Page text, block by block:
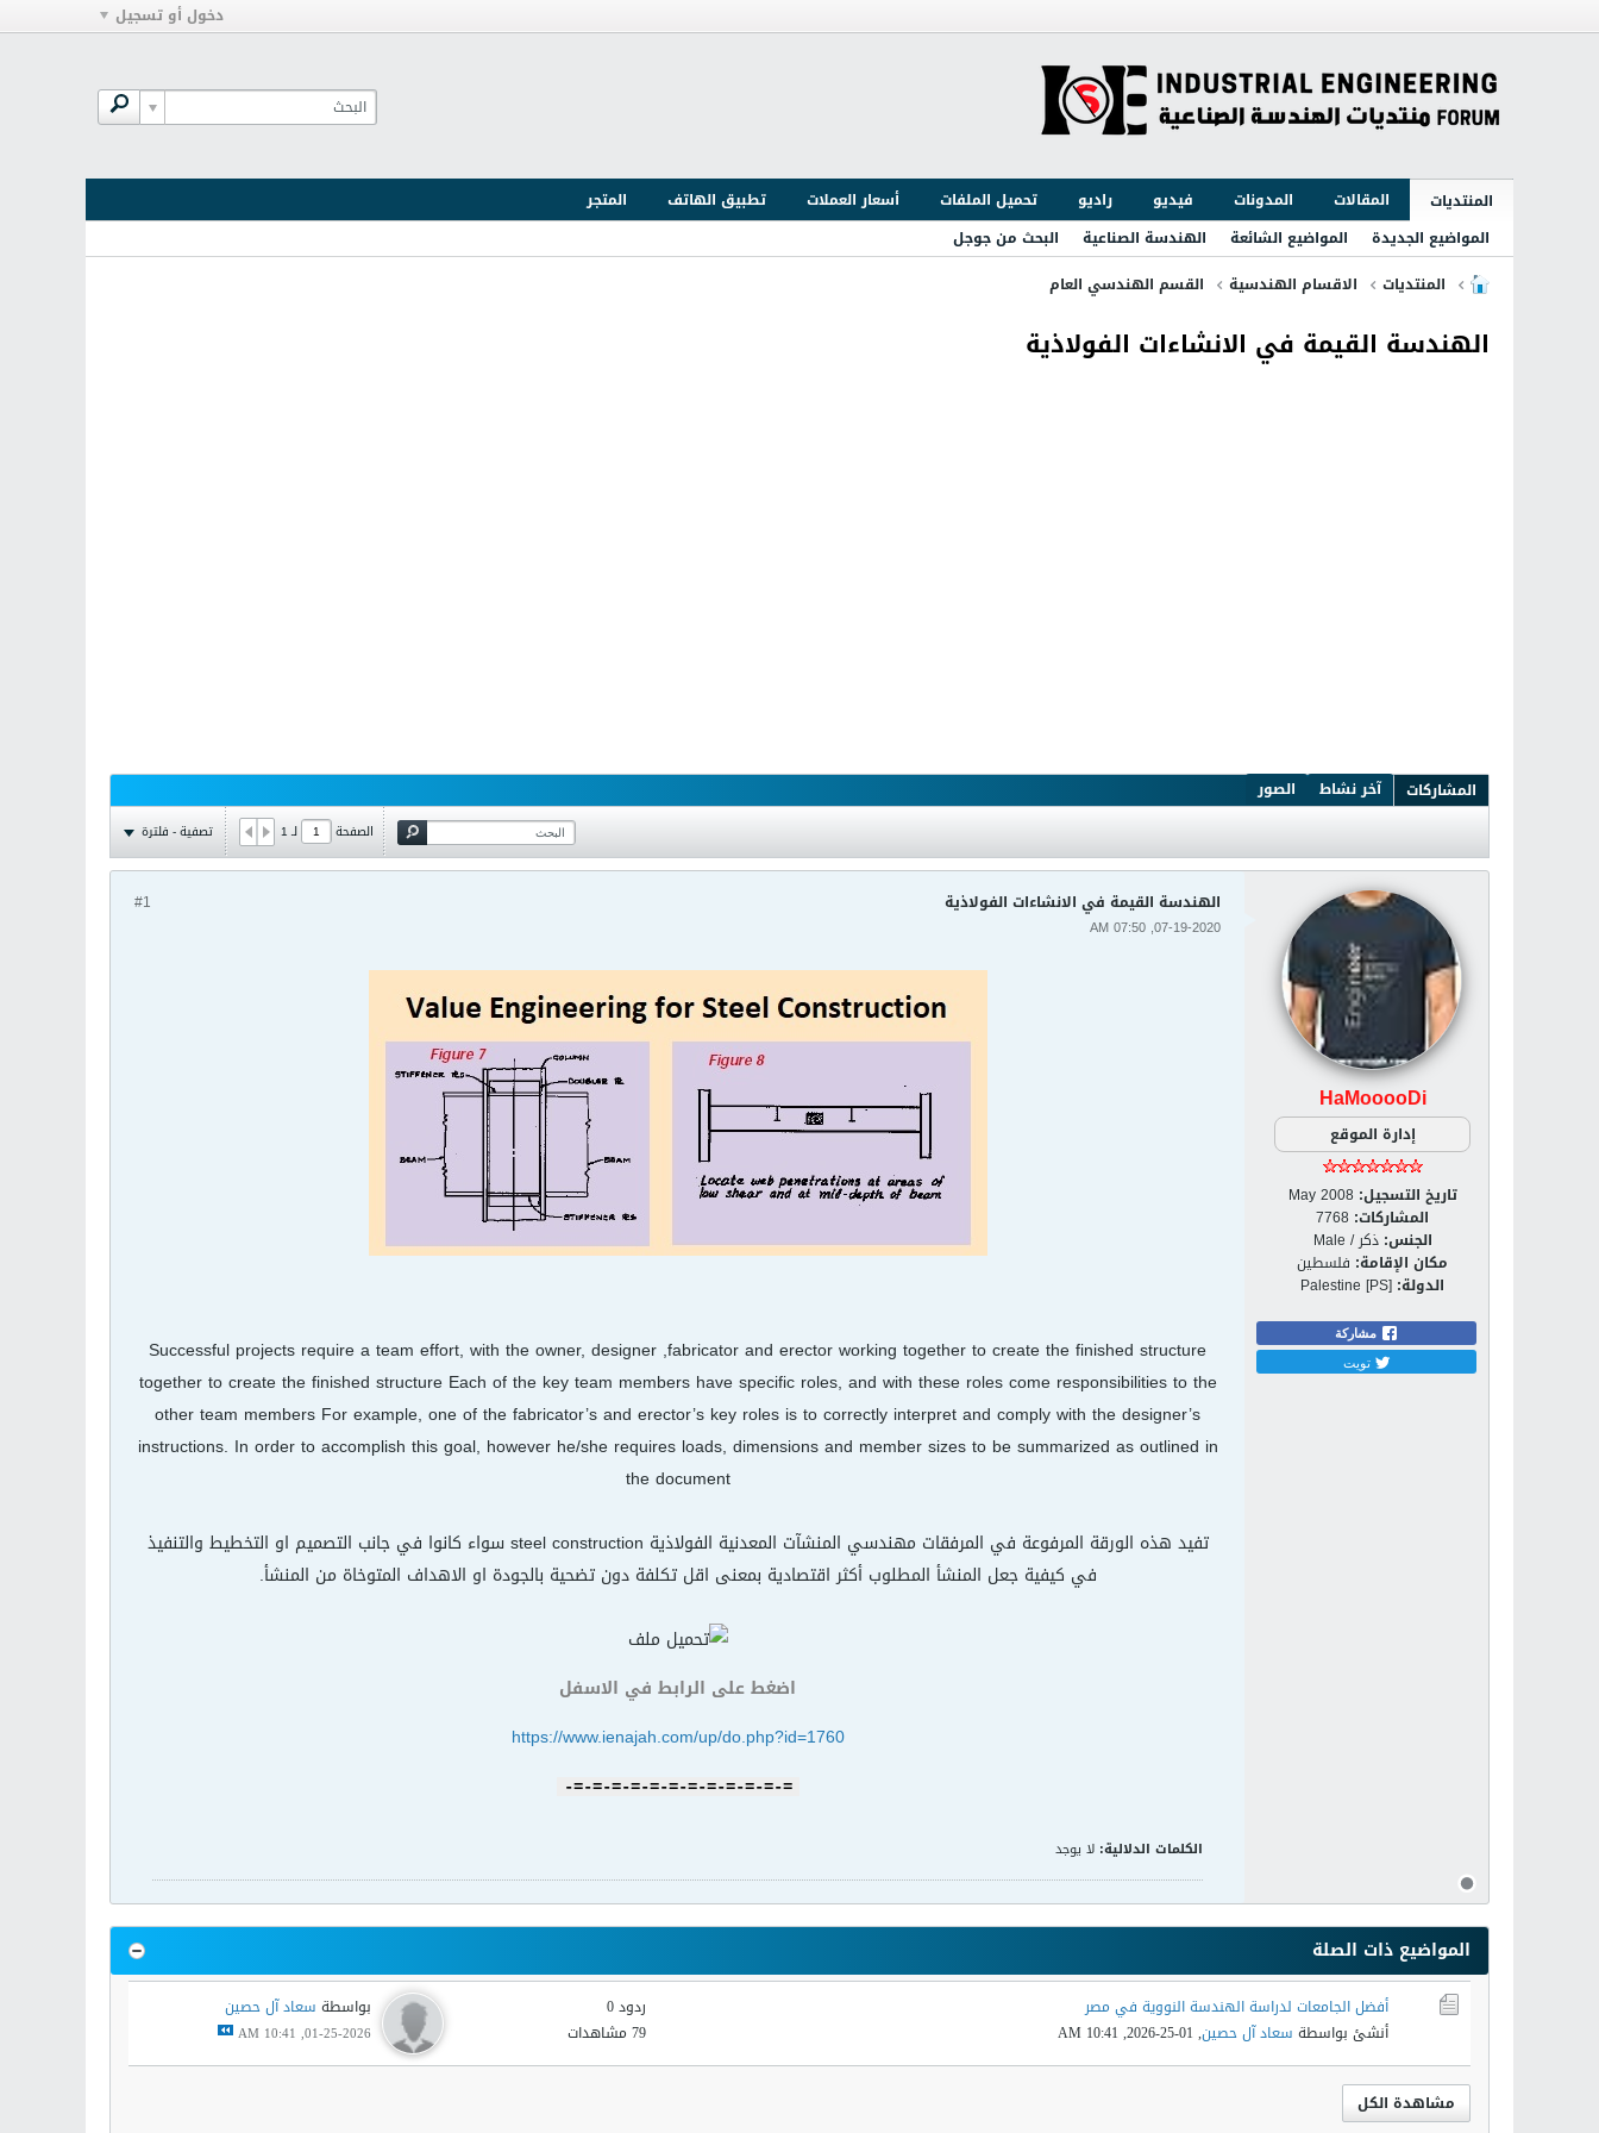
دخول أو تسجيل
المنتديات المقالات المدونات فيديو راديو تحميل الملفات أسعار العملات تطبيق الهاتف
المتجر
المواضيع الجديدة
المواضيع الشائعة الهندسة الصناعية
البحث من جوجل
المنتديات
الاقسام الهندسية القسم الهندسي العام
الهندسة القيمة في الانشاءات الفولاذية
المشاركات آخر نشاط الصور
الصفحة لـ1 تصفية - فلترة
HaMooooDi
إدارة الموقع
تاريخ التسجيل: May 2008
المشاركات: 7768
الجنس: ذكر / Male
مكان الإقامة: فلسطين
الدولة: Palestine [PS]
مشاركة
تويت
#1 الهندسة القيمة في الانشاءات الفولاذية
07-19-2020, 07:50 AM
Successful projects require a team effort, with the owner, designer ,fabricator and erector working together to create the finished structure
together to create the finished structure Each of the key team members have specific roles, and with these roles come responsibilities to the
other team members For example, one of the fabricator’s and erector’s key roles is to correctly interpret and comply with the designer’s
instructions. In order to accomplish this goal, however he/she requires loads, dimensions and member sizes to be summarized as outlined in
the document
تفيد هذه الورقة المرفوعة في المرفقات مهندسي المنشآت المعدنية الفولاذية steel construction سواء كانوا في جانب التصميم او التخطيط والتنفيذ
في كيفية جعل المنشأ المطلوب أكثر اقتصادية بمعنى اقل تكلفة دون تضحية بالجودة او الاهداف المتوخاة من المنشأ.
اضغط على الرابط في الاسفل
https://www.ienajah.com/up/do.php?id=1760
=-=-=-=-=-=-=-=-=-=-=-=-
الكلمات الدلالية: لا يوجد
المواضيع ذات الصلة
أفضل الجامعات لدراسة الهندسة النووية في مصر
أنشئ بواسطة سعاد آل حصين,
01-25-2026, 10:41 AM
ردود 0
79 مشاهدات
بواسطة سعاد آل حصين
01-25-2026, 10:41 AM
مشاهدة الكل